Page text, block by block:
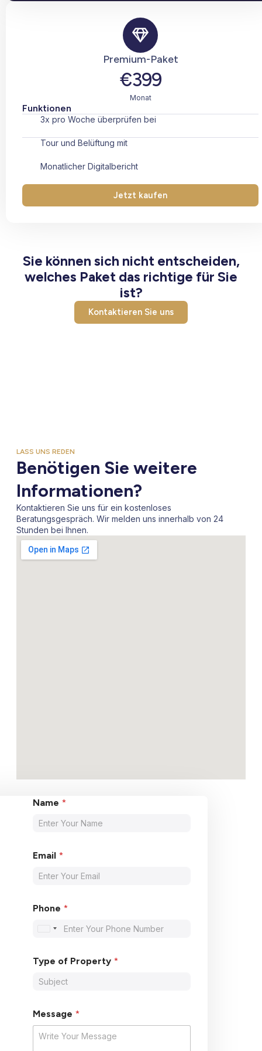
Premium-Paket
€399
Monat
Funktionen
3x pro Woche überprüfen bei
Tour und Belüftung mit
Monatlicher Digitalbericht
Jetzt kaufen
Sie können sich nicht entscheiden,
welches Paket das richtige für Sie
ist?
Kontaktieren Sie uns
LASS UNS REDEN
Benötigen Sie weitere
Informationen?
Kontaktieren Sie uns für ein kostenloses
Beratungsgespräch. Wir melden uns innerhalb von 24
Stunden bei Ihnen.
Name *
Email *
Phone *
t
d
t
a
t
e
Type of Property *
Message *